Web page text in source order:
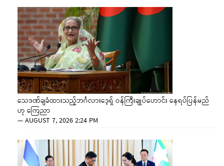
သေဒဏ်ချခံထားသည့်ဘင်္ဂလားဒေ့ရှ် ဝန်ကြီးချုပ်ဟောင်း နေရပ်ပြန်မည်
ဟု ကြေညာ
—AUGUST 7, 2026 2:24 PM